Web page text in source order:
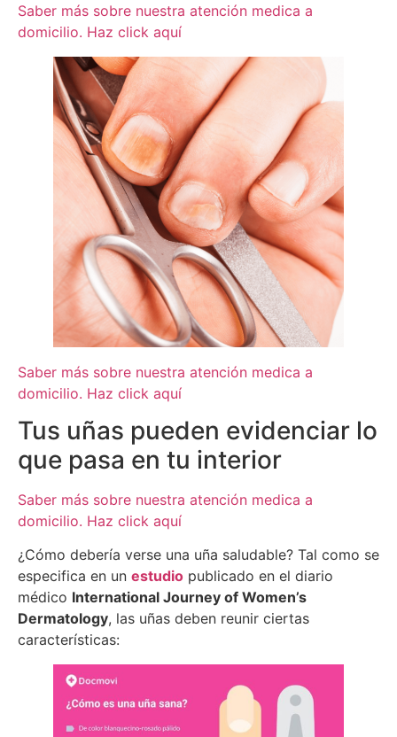
Saber más sobre nuestra atención medica a
domicilio. Haz click aquí
Saber más sobre nuestra atención medica a
domicilio. Haz click aquí
Tus uñas pueden evidenciar lo
que pasa en tu interior
Saber más sobre nuestra atención medica a
domicilio. Haz click aquí
¿Cómo debería verse una uña saludable? Tal como se
especifica en un estudio publicado en el diario
médico International Journey of Women’s
Dermatology, las uñas deben reunir ciertas
características: